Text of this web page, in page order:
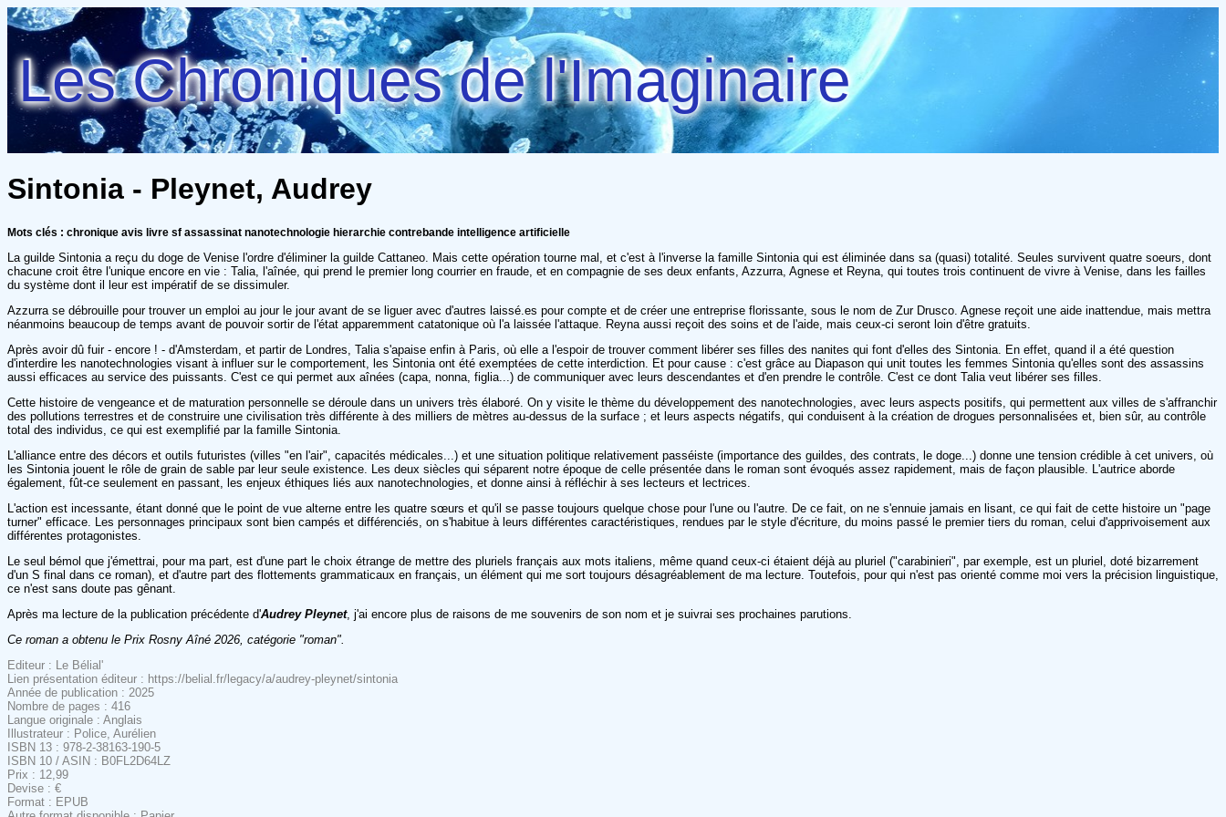
Les Chroniques de l'Imaginaire
Sintonia - Pleynet, Audrey
Mots clés : chronique avis livre sf assassinat nanotechnologie hierarchie contrebande intelligence artificielle
La guilde Sintonia a reçu du doge de Venise l'ordre d'éliminer la guilde Cattaneo. Mais cette opération tourne mal, et c'est à l'inverse la famille Sintonia qui est éliminée dans sa (quasi) totalité. Seules survivent quatre soeurs, dont
chacune croit être l'unique encore en vie : Talia, l'aînée, qui prend le premier long courrier en fraude, et en compagnie de ses deux enfants, Azzurra, Agnese et Reyna, qui toutes trois continuent de vivre à Venise, dans les failles
du système dont il leur est impératif de se dissimuler.
Azzurra se débrouille pour trouver un emploi au jour le jour avant de se liguer avec d'autres laissé.es pour compte et de créer une entreprise florissante, sous le nom de Zur Drusco. Agnese reçoit une aide inattendue, mais mettra
néanmoins beaucoup de temps avant de pouvoir sortir de l'état apparemment catatonique où l'a laissée l'attaque. Reyna aussi reçoit des soins et de l'aide, mais ceux-ci seront loin d'être gratuits.
Après avoir dû fuir - encore ! - d'Amsterdam, et partir de Londres, Talia s'apaise enfin à Paris, où elle a l'espoir de trouver comment libérer ses filles des nanites qui font d'elles des Sintonia. En effet, quand il a été question
d'interdire les nanotechnologies visant à influer sur le comportement, les Sintonia ont été exemptées de cette interdiction. Et pour cause : c'est grâce au Diapason qui unit toutes les femmes Sintonia qu'elles sont des assassins
aussi efficaces au service des puissants. C'est ce qui permet aux aînées (capa, nonna, figlia...) de communiquer avec leurs descendantes et d'en prendre le contrôle. C'est ce dont Talia veut libérer ses filles.
Cette histoire de vengeance et de maturation personnelle se déroule dans un univers très élaboré. On y visite le thème du développement des nanotechnologies, avec leurs aspects positifs, qui permettent aux villes de s'affranchir
des pollutions terrestres et de construire une civilisation très différente à des milliers de mètres au-dessus de la surface ; et leurs aspects négatifs, qui conduisent à la création de drogues personnalisées et, bien sûr, au contrôle
total des individus, ce qui est exemplifié par la famille Sintonia.
L'alliance entre des décors et outils futuristes (villes "en l'air", capacités médicales...) et une situation politique relativement passéiste (importance des guildes, des contrats, le doge...) donne une tension crédible à cet univers, où
les Sintonia jouent le rôle de grain de sable par leur seule existence. Les deux siècles qui séparent notre époque de celle présentée dans le roman sont évoqués assez rapidement, mais de façon plausible. L'autrice aborde
également, fût-ce seulement en passant, les enjeux éthiques liés aux nanotechnologies, et donne ainsi à réfléchir à ses lecteurs et lectrices.
L'action est incessante, étant donné que le point de vue alterne entre les quatre sœurs et qu'il se passe toujours quelque chose pour l'une ou l'autre. De ce fait, on ne s'ennuie jamais en lisant, ce qui fait de cette histoire un "page
turner" efficace. Les personnages principaux sont bien campés et différenciés, on s'habitue à leurs différentes caractéristiques, rendues par le style d'écriture, du moins passé le premier tiers du roman, celui d'apprivoisement aux
différentes protagonistes.
Le seul bémol que j'émettrai, pour ma part, est d'une part le choix étrange de mettre des pluriels français aux mots italiens, même quand ceux-ci étaient déjà au pluriel ("carabinieri", par exemple, est un pluriel, doté bizarrement
d'un S final dans ce roman), et d'autre part des flottements grammaticaux en français, un élément qui me sort toujours désagréablement de ma lecture. Toutefois, pour qui n'est pas orienté comme moi vers la précision linguistique,
ce n'est sans doute pas gênant.
Après ma lecture de la publication précédente d'Audrey Pleynet, j'ai encore plus de raisons de me souvenirs de son nom et je suivrai ses prochaines parutions.
Ce roman a obtenu le Prix Rosny Aîné 2026, catégorie "roman".
Editeur : Le Bélial'
Lien présentation éditeur : https://belial.fr/legacy/a/audrey-pleynet/sintonia
Année de publication : 2025
Nombre de pages : 416
Langue originale : Anglais
Illustrateur : Police, Aurélien
ISBN 13 : 978-2-38163-190-5
ISBN 10 / ASIN : B0FL2D64LZ
Prix : 12,99
Devise : €
Format : EPUB